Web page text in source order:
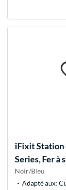
iFixitStation
Series, Fer à
Noir/Bleu
Adapté aux: